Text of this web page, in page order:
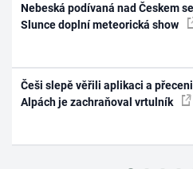
Nebeská podívaná nad Českem
Slunce doplní meteorická show
Češi slepě věřili aplikaci a
Alpách je zachraňoval vrtulník